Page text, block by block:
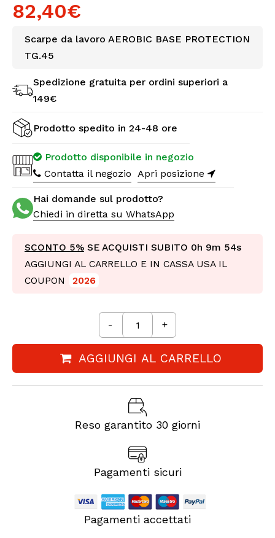
82,40€
Scarpe da lavoro AEROBIC BASE PROTECTION
TG.45
Spedizione gratuita per ordini superiori a
149€
Prodotto spedito in 24-48 ore
Prodotto disponibile in negozio
Contatta il negozio Apri posizione
Hai domande sul prodotto?
Chiedi in diretta su WhatsApp
SCONTO 5% SE ACQUISTI SUBITO 0h 9m 53s
AGGIUNGI AL CARRELLO E IN CASSA USA IL
COUPON
2026
- +
AGGIUNGI AL CARRELLO
Reso garantito 30 giorni
Pagamenti sicuri
Pagamenti accettati